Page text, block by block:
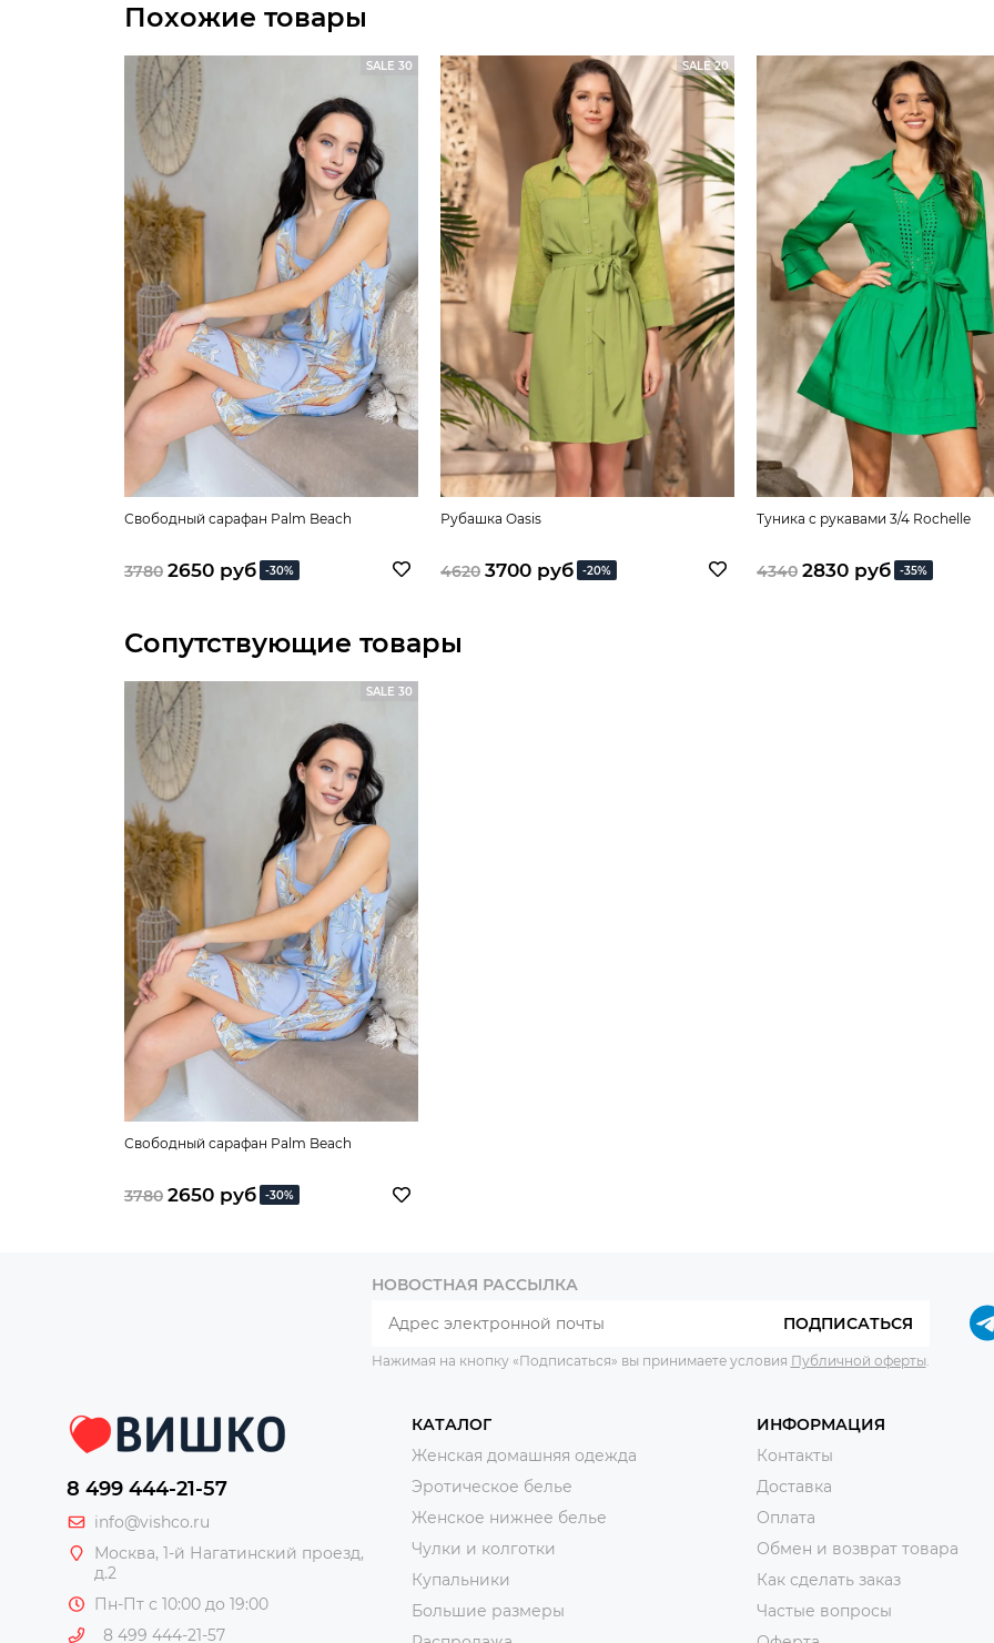
Похожие товары
SALE 30
Свободный сарафан Palm Beach
3780 2650 руб -30%
SALE 20
Рубашка Oasis
4620 3700 руб -20%
Туника с рукавами 3/4 Rochelle
4340 2830 руб -35%
Сопутствующие товары
SALE 30
Свободный сарафан Palm Beach
3780 2650 руб -30%
НОВОСТНАЯ РАССЫЛКА
ПОДПИСАТЬСЯ
Нажимая на кнопку «Подписаться» вы принимаете условия Публичной оферты.
8 499 444-21-57
info@vishco.ru
Москва, 1-й Нагатинский проезд,
д.2
Пн-Пт с 10:00 до 19:00
8 499 444-21-57
КАТАЛОГ
Женская домашняя одежда
Эротическое белье
Женское нижнее белье
Чулки и колготки
Купальники
Большие размеры
ИНФОРМАЦИЯ
Контакты
Доставка
Оплата
Обмен и возврат товара
Как сделать заказ
Частые вопросы